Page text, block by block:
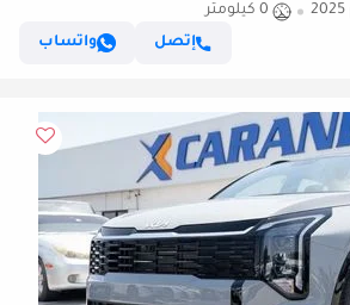
2025
0 كيلومتر
إتصل
واتساب